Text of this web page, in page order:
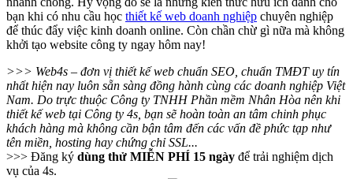
bạn khi có nhu cầu học thiết kế web doanh nghiệp chuyên nghiệp
để thúc đẩy việc kinh doanh online. Còn chần chừ gì nữa mà không
khởi tạo website công ty ngay hôm nay!
>>> Web4s – đơn vị thiết kế web chuẩn SEO, chuẩn TMĐT uy tín
nhất hiện nay luôn sẵn sàng đồng hành cùng các doanh nghiệp Việt
Nam. Do trực thuộc Công ty TNHH Phần mềm Nhân Hòa nên khi
thiết kế web tại Công ty 4s, bạn sẽ hoàn toàn an tâm chinh phục
khách hàng mà không cần bận tâm đến các vấn đề phức tạp như
tên miền, hosting hay chứng chỉ SSL...
>>> Đăng ký dùng thử MIỄN PHÍ 15 ngày để trải nghiệm dịch
vụ của 4s.